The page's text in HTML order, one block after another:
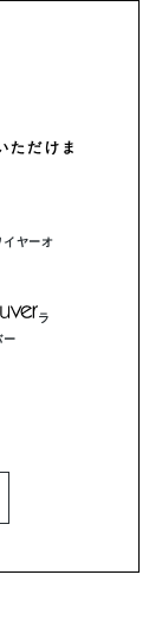
ただけま
イヤーオ
ラ
ー